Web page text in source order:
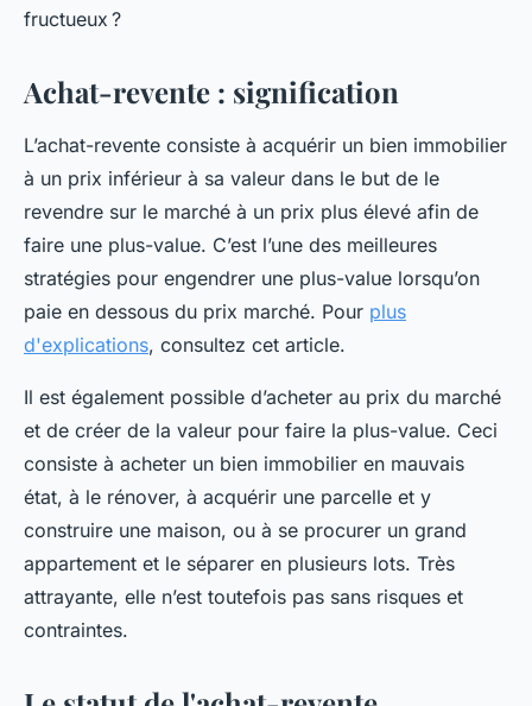
fructueux ?
Achat-revente : signification
L’achat-revente consiste à acquérir un bien immobilier
à un prix inférieur à sa valeur dans le but de le
revendre sur le marché à un prix plus élevé afin de
faire une plus-value. C’est l’une des meilleures
stratégies pour engendrer une plus-value lorsqu’on
paie en dessous du prix marché. Pour plus
d'explications, consultez cet article.
Il est également possible d’acheter au prix du marché
et de créer de la valeur pour faire la plus-value. Ceci
consiste à acheter un bien immobilier en mauvais
état, à le rénover, à acquérir une parcelle et y
construire une maison, ou à se procurer un grand
appartement et le séparer en plusieurs lots. Très
attrayante, elle n’est toutefois pas sans risques et
contraintes.